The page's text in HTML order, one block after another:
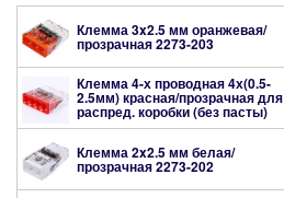
Клемма 3x2.5 мм оранжевая/
прозрачная2273-203
Клемма 4-х проводная 4х(0.5-
2.5мм) красная/прозрачная для
распред. коробки (без пасты)
2273-204
Клемма 2x2.5 мм белая/
прозрачная2273-202